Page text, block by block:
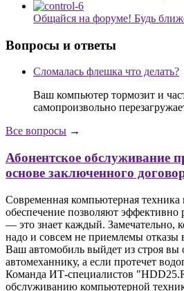
Общайся на форуме! Будь
Вопросы и ответы
Сломалась флешка что делать?
Ваш компьютер тормозит и
самопроизвольно
Все вопросы →
Абонентское обслуживание
основе заключенного
Современная компьютерная
обеспечение позволяют эффективно
— это знает каждый. Замечательно,
надо и совсем не приемлемы отказы
Ваш автомобиль выйдет из строя вы
автомеханнику, а если протечет
Команда ИТ-специалистов
обслуживанию компьютерной